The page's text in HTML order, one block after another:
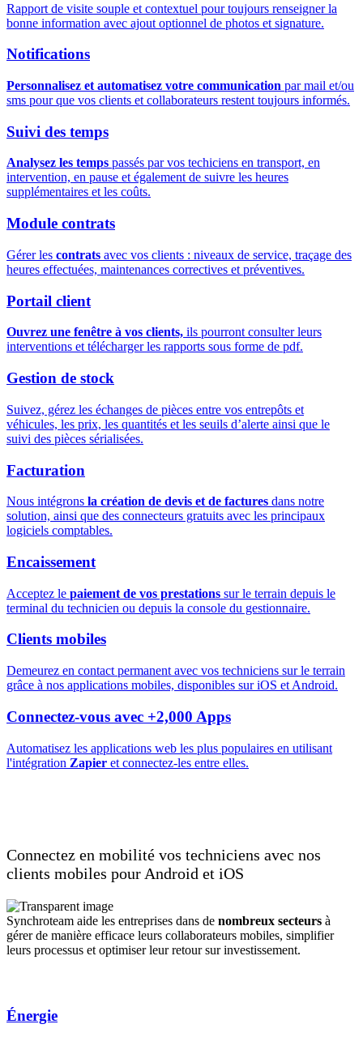
Rapport de visite souple et contextuel pour toujours renseigner la
bonne information avec ajout optionnel de photos et signature.
Notifications
Personnalisez et automatisez votre communication par mail et/ou
sms pour que vos clients et collaborateurs restent toujours informés.
Suivi des temps
Analysez les temps passés par vos techiciens en transport, en
intervention, en pause et également de suivre les heures
supplémentaires et les coûts.
Module contrats
Gérer les contrats avec vos clients : niveaux de service, traçage des
heures effectuées, maintenances correctives et préventives.
Portail client
Ouvrez une fenêtre à vos clients, ils pourront consulter leurs
interventions et télécharger les rapports sous forme de pdf.
Gestion de stock
Suivez, gérez les échanges de pièces entre vos entrepôts et
véhicules, les prix, les quantités et les seuils d’alerte ainsi que le
suivi des pièces sérialisées.
Facturation
Nous intégrons la création de devis et de factures dans notre
solution, ainsi que des connecteurs gratuits avec les principaux
logiciels comptables.
Encaissement
Acceptez le paiement de vos prestations sur le terrain depuis le
terminal du technicien ou depuis la console du gestionnaire.
Clients mobiles
Demeurez en contact permanent avec vos techniciens sur le terrain
grâce à nos applications mobiles, disponibles sur iOS et Android.
Connectez-vous avec +2,000 Apps
Automatisez les applications web les plus populaires en utilisant
l'intégration Zapier et connectez-les entre elles.
Connectez en mobilité vos techniciens avec nos
clients mobiles pour Android et iOS
Synchroteam aide les entreprises dans de nombreux secteurs à
gérerde manière efficace leurs collaborateurs mobiles, simplifier
leurs processus etoptimiserleur retour sur investissement.
Énergie